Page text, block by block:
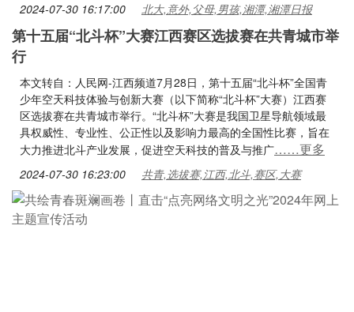
2024-07-30 16:17:00 北大,意外,父母,男孩,湘潭,湘潭日报
第十五届“北斗杯”大赛江西赛区选拔赛在共青城市举
行
本文转自：人民网-江西频道7月28日，第十五届“北斗杯”全国青
少年空天科技体验与创新大赛（以下简称“北斗杯”大赛）江西赛
区选拔赛在共青城市举行。“北斗杯”大赛是我国卫星导航领域最
具权威性、专业性、公正性以及影响力最高的全国性比赛，旨在
大力推进北斗产业发展，促进空天科技的普及与推广……更多
2024-07-30 16:23:00 共青,选拔赛,江西,北斗,赛区,大赛